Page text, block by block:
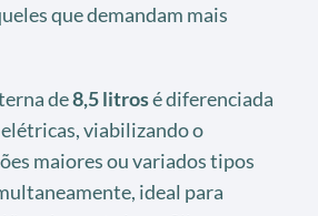
que demandam mais
de8,5 litrosé diferenciada
viabilizando o
maiores ou variados tipos
ideal para